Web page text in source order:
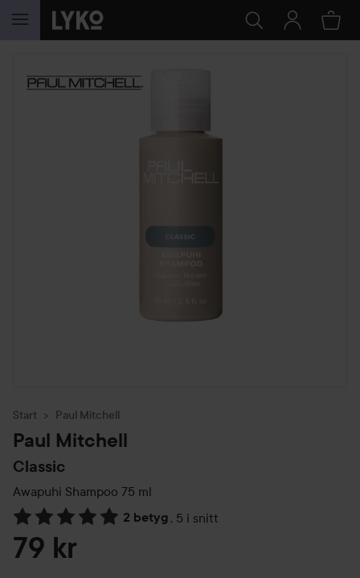
HOPPA TILL INNEHÅLLET
Start Paul Mitchell
Paul Mitchell
Classic
Awapuhi Shampoo 75 ml
2 betyg , 5 i snitt
Hoppa till Betyg & kommentarer
79 kr